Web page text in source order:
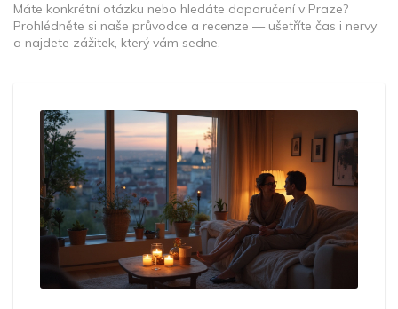
Máte konkrétní otázku nebo hledáte doporučení v Praze?
Prohlédněte si naše průvodce a recenze — ušetříte čas i nervy
a najdete zážitek, který vám sedne.